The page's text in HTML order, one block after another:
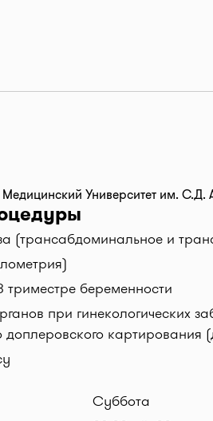
Университет им. С.Д.
(трансабдоминальное и
беременности
при гинекологических
доплеровского картирования
Суббота